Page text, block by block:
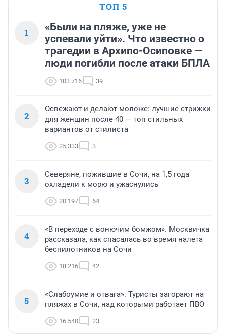
ТОП 5
1
«Были на пляже, уже не
успевали уйти». Что известно о
трагедии в Архипо-Осиповке —
люди погибли после атаки БПЛА
103 716 39
2
Освежают и делают моложе: лучшие стрижки
для женщин после 40 — топ стильных
вариантов от стилиста
25 333 3
3
Северяне, пожившие в Сочи, на 1,5 года
охладели к морю и ужаснулись
20 197 64
4
«В переходе с вонючим бомжом». Москвичка
рассказала, как спасалась во время налета
беспилотников на Сочи
18 216 42
5
«Слабоумие и отвага». Туристы загорают на
пляжах в Сочи, над которыми работает ПВО
16 540 23